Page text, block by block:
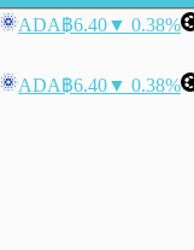
ADA฿6.40▼ 0.38%
ADA฿6.40▼ 0.38%